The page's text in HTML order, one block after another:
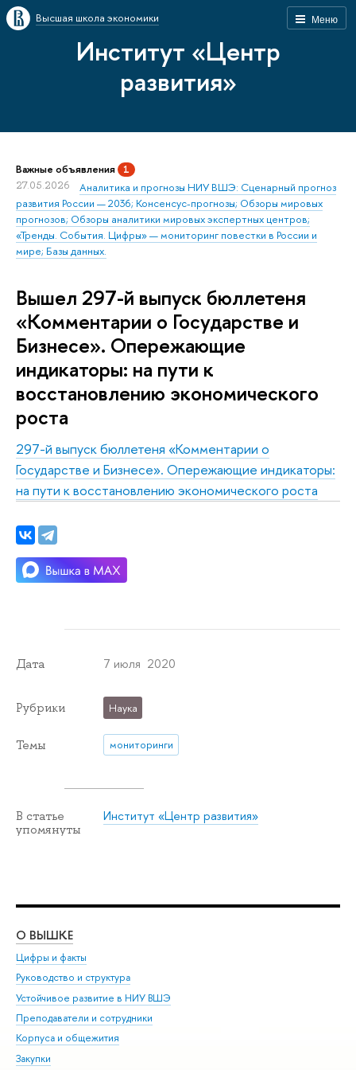
Меню
Высшая школа экономики
Институт «Центр
развития»
Важные объявления 1
27.05.2026
Аналитика и прогнозы НИУ ВШЭ: Сценарный прогноз
развития России — 2036; Консенсус-прогнозы; Обзоры мировых
прогнозов; Обзоры аналитики мировых экспертных центров;
«Тренды. События. Цифры» — мониторинг повестки в России и
мире; Базы данных.
Вышел 297-й выпуск бюллетеня
«Комментарии о Государстве и
Бизнесе». Опережающие
индикаторы: на пути к
восстановлению экономического
роста
297-й выпуск бюллетеня «Комментарии о
Государстве и Бизнесе». Опережающие индикаторы:
на пути к восстановлению экономического роста
Дата 7 июля 2020
Рубрики Наука
Темы мониторинги
В статье
упомянуты
Институт «Центр развития»
О ВЫШКЕ
Цифры и факты
Руководство и структура
Устойчивое развитие в НИУ ВШЭ
Преподаватели и сотрудники
Корпуса и общежития
Закупки